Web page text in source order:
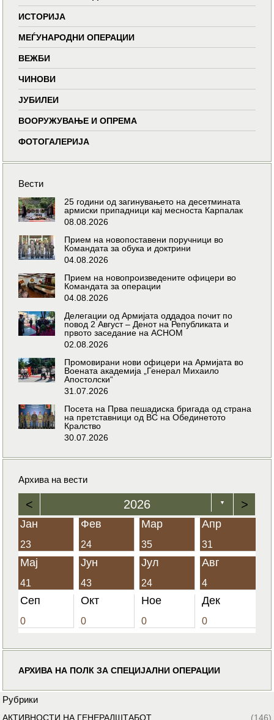
ИСТОРИЈА
МЕЃУНАРОДНИ ОПЕРАЦИИ
ВЕЖБИ
ЧИНОВИ
ЈУБИЛЕИ
ВООРУЖУВАЊЕ И ОПРЕМА
ФОТОГАЛЕРИЈА
Вести
25 години од загинувањето на десетмината
армиски припадници кај месноста Карпалак
08.08.2026
Прием на новопоставени поручници во
Командата за обука и доктрини
04.08.2026
Прием на новопроизведените офицери во
Командата за операции
04.08.2026
Делегации од Армијата оддадоа почит по
повод 2 Август – Денот на Републиката и
првото заседание на АСНОМ
02.08.2026
Промовирани нови офицери на Армијата во
Воената академија „Генерал Михаило
Апостолски“
31.07.2026
Посета на Прва пешадиска бригада од страна
на претставници од ВС на Обединетото
Кралство
30.07.2026
Архива на вести
< 2026 ▼ >
Јан
23
Фев
24
Мар
35
Апр
31
Мај
41
Јун
43
Јул
24
Авг
4
Сеп
0
Окт
0
Ное
0
Дек
0
АРХИВА НА ПОЛК ЗА СПЕЦИЈАЛНИ ОПЕРАЦИИ
Рубрики
АКТИВНОСТИ НА ГЕНЕРАЛШТАБОТ (146)